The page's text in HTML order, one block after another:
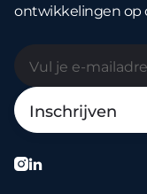
ontwikkelingen op
